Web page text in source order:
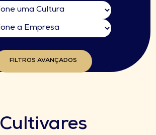
FILTROS AVANÇADOS
Cultivares